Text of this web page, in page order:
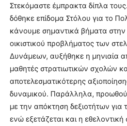
Στεκόμαστε έμπρακτα δίπλα
δόθηκε επίδομα Στόλου για το
κάνουμε σημαντικά βήματα στην
οικιστικού προβλήματος των
Δυνάμεων, αυξήθηκε η μηνιαία
μαθητές στρατιωτικών σχολών
αποτελεσματικότερης
δυναμικού. Παράλληλα,
με την απόκτηση δεξιοτήτων για
ενώ εξετάζεται και η